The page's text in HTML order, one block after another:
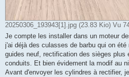
20250306_193943[1].jpg (23.83 Kio) Vu
Je compte les installer dans un moteur
j'ai déjà des culasses de barbu qui on
guides neuf, rectification des sièges plus
conduits. Et bien évidement la modif au
Avant d'envoyer les cylindres à rectifier,